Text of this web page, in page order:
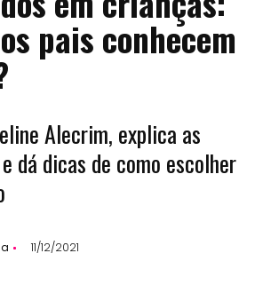
pais conhecem
Alecrim, explica as
dá dicas de como escolher
11/12/2021